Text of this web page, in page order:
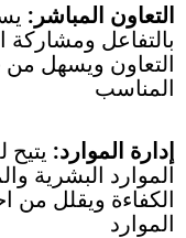
التعاون المباشر:
بالتفاعل ومشاركة
التعاون ويسهل
المناسب
إدارة الموارد:
الموارد البشرية
الكفاءة ويقلل
الموارد